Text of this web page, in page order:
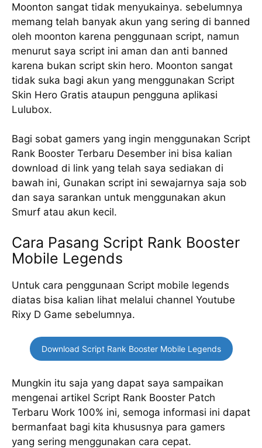
Moonton sangat tidak menyukainya. sebelumnya
memang telah banyak akun yang sering di banned
oleh moonton karena penggunaan script, namun
menurut saya script ini aman dan anti banned
karena bukan script skin hero. Moonton sangat
tidak suka bagi akun yang menggunakan Script
Skin Hero Gratis ataupun pengguna aplikasi
Lulubox.
Bagi sobat gamers yang ingin menggunakan Script
Rank Booster Terbaru Desember ini bisa kalian
download di link yang telah saya sediakan di
bawah ini, Gunakan script ini sewajarnya saja sob
dan saya sarankan untuk menggunakan akun
Smurf atau akun kecil.
Cara Pasang Script Rank Booster
Mobile Legends
Untuk cara penggunaan Script mobile legends
diatas bisa kalian lihat melalui channel Youtube
Rixy D Game sebelumnya.
Download Script Rank Booster Mobile Legends
Mungkin itu saja yang dapat saya sampaikan
mengenai artikel Script Rank Booster Patch
Terbaru Work 100% ini, semoga informasi ini dapat
bermanfaat bagi kita khususnya para gamers
yang sering menggunakan cara cepat.